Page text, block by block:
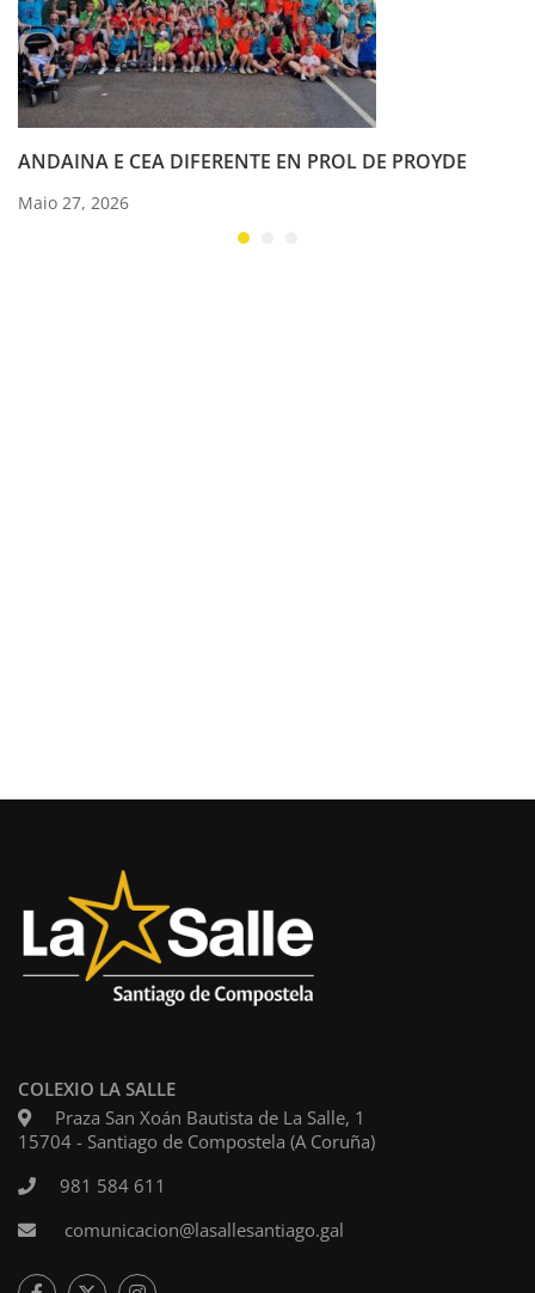
ANDAINA E CEA DIFERENTE EN PROL DE PROYDE
Maio 27, 2026
COLEXIO LA SALLE
Praza San Xoán Bautista de La Salle, 1
15704 - Santiago de Compostela (A Coruña)
981 584 611
comunicacion@lasallesantiago.gal